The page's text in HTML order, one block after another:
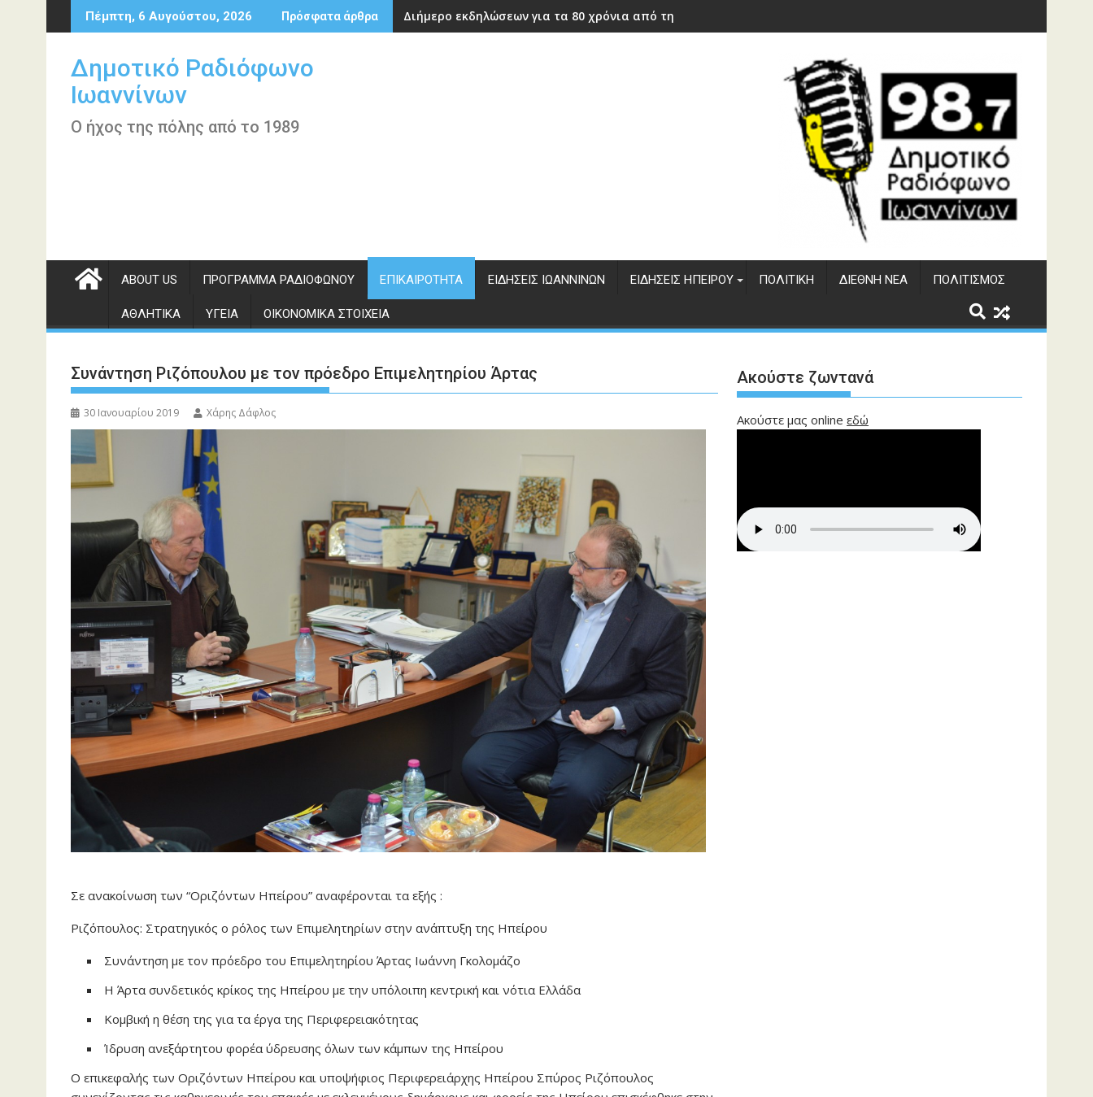
Περάστε
στο
Πέμπτη, 6 Αυγούστου, 2026 Πρόσφατα άρθρα Διήμερο εκδηλώσεων για τα 80 χρόνια από την ίδρυση του ΔΣΕ
Δημοτικό Ραδιόφωνο
Ιωαννίνων
Ο ήχος της πόλης από το 1989
ABOUT US ΠΡΌΓΡΑΜΜΑ ΡΑΔΙΟΦΏΝΟΥ ΕΠΙΚΑΙΡΌΤΗΤΑ ΕΙΔΉΣΕΙΣ ΙΩΑΝΝΊΝΩΝ ΕΙΔΉΣΕΙΣ ΗΠΕΊΡΟΥ ΠΟΛΙΤΙΚΉ ΔΙΕΘΝΉ ΝΈΑ ΠΟΛΙΤΙΣΜΌΣ
ΑΘΛΗΤΙΚΆ ΥΓΕΊΑ ΟΙΚΟΝΟΜΙΚΆ ΣΤΟΙΧΕΊΑ
Συνάντηση Ριζόπουλου με τον πρόεδρο Επιμελητηρίου Άρτας
30 Ιανουαρίου 2019 Χάρης Δάφλος
Σε ανακοίνωση των “Οριζόντων Ηπείρου” αναφέρονται τα εξής :
Ριζόπουλος: Στρατηγικός ο ρόλος των Επιμελητηρίων στην ανάπτυξη της Ηπείρου
Συνάντηση με τον πρόεδρο του Επιμελητηρίου Άρτας Ιωάννη Γκολομάζο
Η Άρτα συνδετικός κρίκος της Ηπείρου με την υπόλοιπη κεντρική και νότια Ελλάδα
Κομβική η θέση της για τα έργα της Περιφερειακότητας
Ίδρυση ανεξάρτητου φορέα ύδρευσης όλων των κάμπων της Ηπείρου
Ο επικεφαλής των Οριζόντων Ηπείρου και υποψήφιος Περιφερειάρχης Ηπείρου Σπύρος Ριζόπουλος
Ακούστε ζωντανά
Ακούστε μας online εδώ